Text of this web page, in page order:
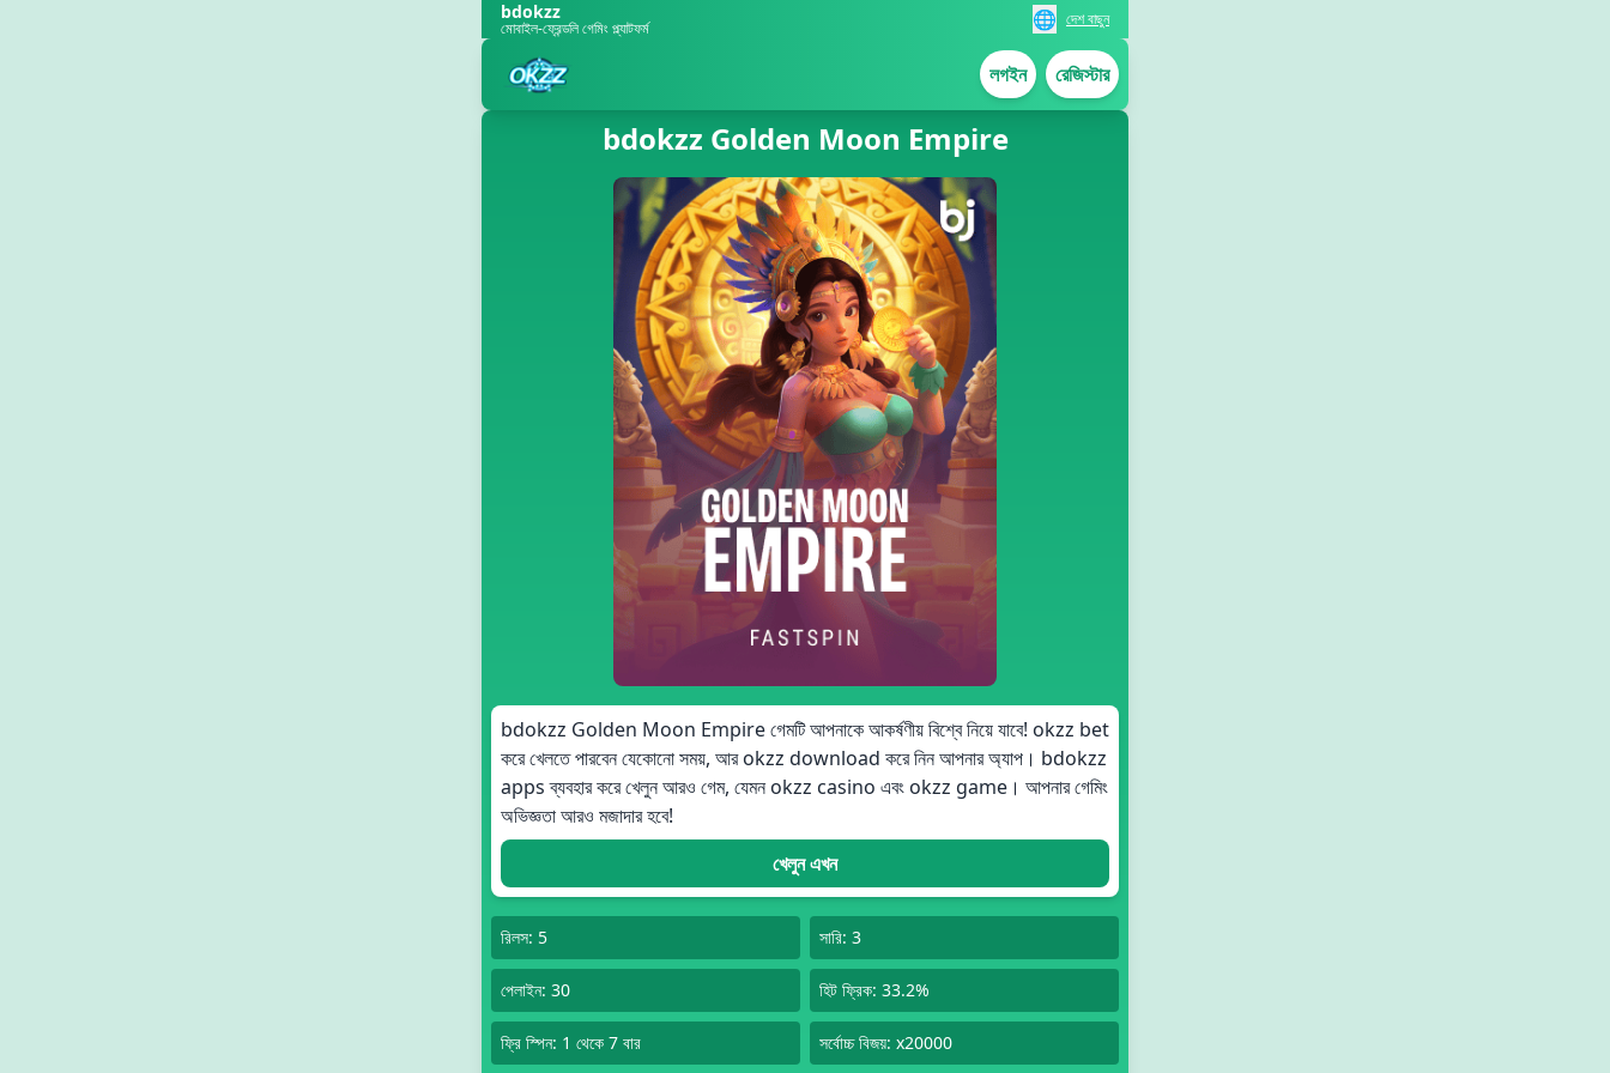
bdokzz
মোবাইল-ফ্রেন্ডলি গেমিং প্ল্যাটফর্ম 🌐 দেশ বাছুন
লগইন রেজিস্টার
bdokzz Golden Moon Empire
bdokzz Golden Moon Empire গেমটি আপনাকে আকর্ষণীয় বিশ্বে নিয়ে যাবে! okzz bet
করে খেলতে পারবেন যেকোনো সময়, আর okzz download করে নিন আপনার অ্যাপ। bdokzz
apps ব্যবহার করে খেলুন আরও গেম, যেমন okzz casino এবং okzz game। আপনার গেমিং
অভিজ্ঞতা আরও মজাদার হবে!
খেলুন এখন
রিলস: 5 সারি: 3
পেলাইন: 30 হিট ফ্রিক: 33.2%
ফ্রি স্পিন: 1 থেকে 7 বার সর্বোচ্চ বিজয়: x20000